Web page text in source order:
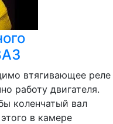
втягивающее реле
работу двигателя.
коленчатый вал
в камере